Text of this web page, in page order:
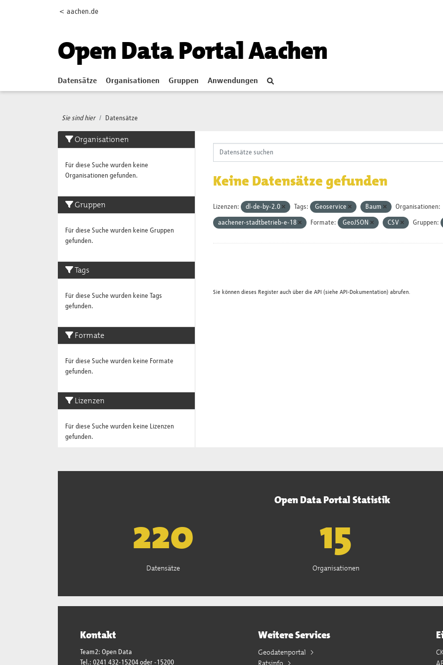
< aachen.de
Open Data Portal Aachen
Datensätze Organisationen Gruppen Anwendungen
Sie sind hier Datensätze
Organisationen
Für diese Suche wurden keine
Organisationen gefunden.
Gruppen
Für diese Suche wurden keine Gruppen
gefunden.
Tags
Für diese Suche wurden keine Tags
gefunden.
Formate
Für diese Suche wurden keine Formate
gefunden.
Lizenzen
Für diese Suche wurden keine Lizenzen
gefunden.
Keine Datensätze gefunden
Lizenzen: dl-de-by-2.0 Tags: Geoservice Baum Organisationen:
aachener-stadtbetrieb-e-18 Formate: GeoJSON CSV Gruppen:
Sie können dieses Register auch über die API (siehe API-Dokumentation) abrufen.
Open Data Portal Statistik
222
Datensätze
15
Organisationen
Kontakt
Team2: Open Data
Tel.: 0241 432-15204 oder -15200
Weitere Services
Geodatenportal
Ratsinfo